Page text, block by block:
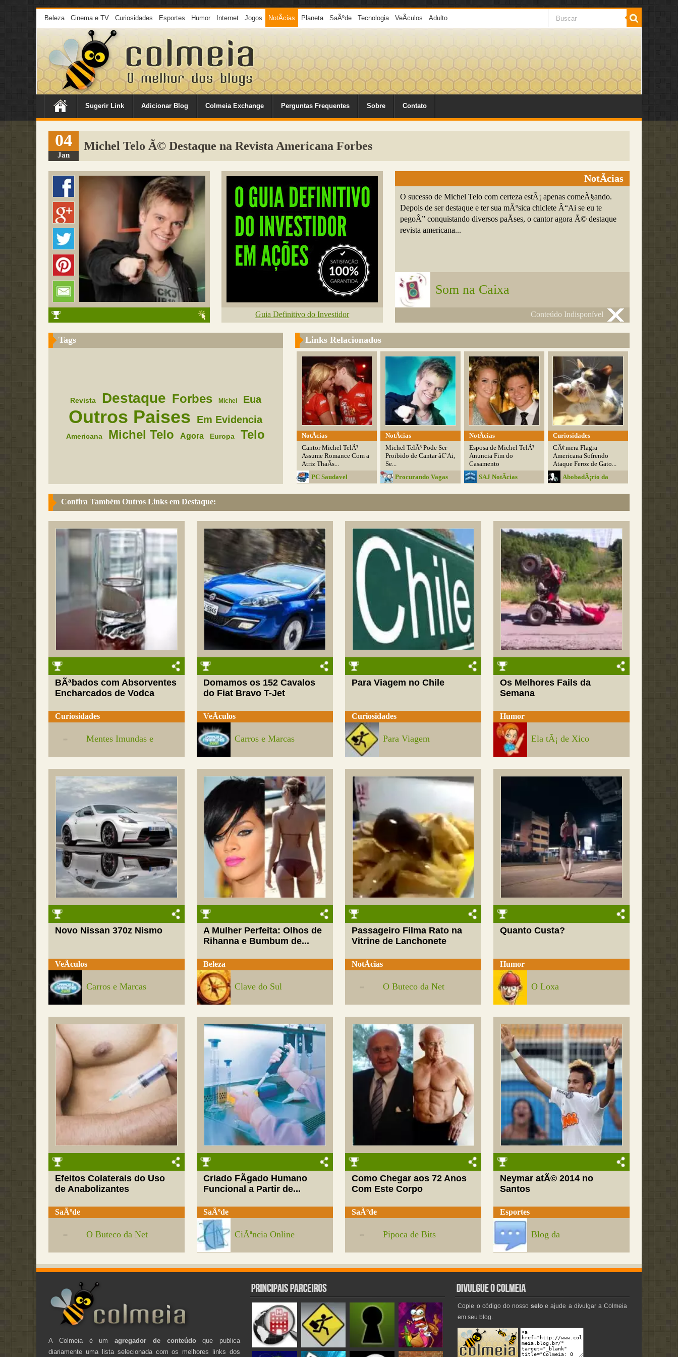
Beleza Cinema e TV Curiosidades Esportes Humor Internet Jogos NotÃ­cias Planeta SaÃºde Tecnologia VeÃ­culos Adulto
Sugerir Link Adicionar Blog Colmeia Exchange Perguntas Frequentes Sobre Contato
04
Jan
Michel Telo Ã© Destaque na Revista Americana Forbes
Guia Definitivo do Investidor
NotÃ­cias
O sucesso de Michel Telo com certeza estÃ¡ apenas comeÃ§ando.
Depois de ser destaque e ter sua mÃºsica chiclete Â“Ai se eu te
pegoÂ” conquistando diversos paÃ­ses, o cantor agora Ã© destaque
revista americana...
Som na Caixa
Conteúdo Indisponível
Tags
Revista Destaque Forbes Michel Eua
Outros Paises Em Evidencia
Americana Michel Telo Agora Europa Telo
Links Relacionados
NotÃ­cias
Cantor Michel TelÃ³
Assume Romance Com a
Atriz ThaÃ­s...
PC Saudavel
NotÃ­cias
Michel TelÃ³ Pode Ser
Proibido de Cantar â€˜Ai,
Se...
Procurando Vagas
NotÃ­cias
Esposa de Michel TelÃ³
Anuncia Fim do
Casamento
SAJ NotÃ­cias
Curiosidades
CÃ¢mera Flagra
Americana Sofrendo
Ataque Feroz de Gato...
AbobadÃ¡rio da
Confira Também Outros Links em Destaque:
BÃªbados com Absorventes
Encharcados de Vodca
Curiosidades
Mentes Imundas e
Domamos os 152 Cavalos
do Fiat Bravo T-Jet
VeÃ­culos
Carros e Marcas
Para Viagem no Chile
Curiosidades
Para Viagem
Os Melhores Fails da
Semana
Humor
Ela tÃ¡ de Xico
Novo Nissan 370z Nismo
VeÃ­culos
Carros e Marcas
A Mulher Perfeita: Olhos de
Rihanna e Bumbum de...
Beleza
Clave do Sul
Passageiro Filma Rato na
Vitrine de Lanchonete
NotÃ­cias
O Buteco da Net
Quanto Custa?
Humor
O Loxa
Efeitos Colaterais do Uso
de Anabolizantes
SaÃºde
O Buteco da Net
Criado FÃ­gado Humano
Funcional a Partir de...
SaÃºde
CiÃªncia Online
Como Chegar aos 72 Anos
Com Este Corpo
SaÃºde
Pipoca de Bits
Neymar atÃ© 2014 no
Santos
Esportes
Blog da
A Colmeia é umagregador de conteúdoque publica
diariamente uma lista selecionada com os melhores links dos
Copie o código do nossoselo e ajude a divulgar a Colmeia
em seu blog.